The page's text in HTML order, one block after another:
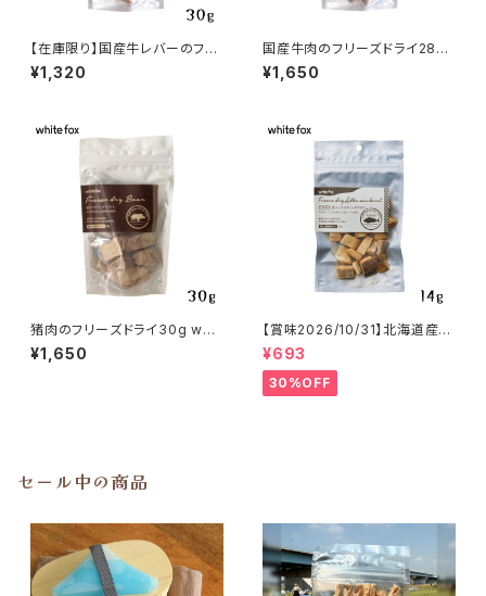
【在庫限り】国産牛レバーのフリ
ーズドライ30g whitefox
¥1,320
国産牛肉のフリーズドライ28g
whitefox
¥1,650
猪肉のフリーズドライ30g whit
efox
¥1,650
【賞味2026/10/31】北海道産
真ホッケのフリーズドライ 14g
whitefox
¥693
30%OFF
セール中の商品